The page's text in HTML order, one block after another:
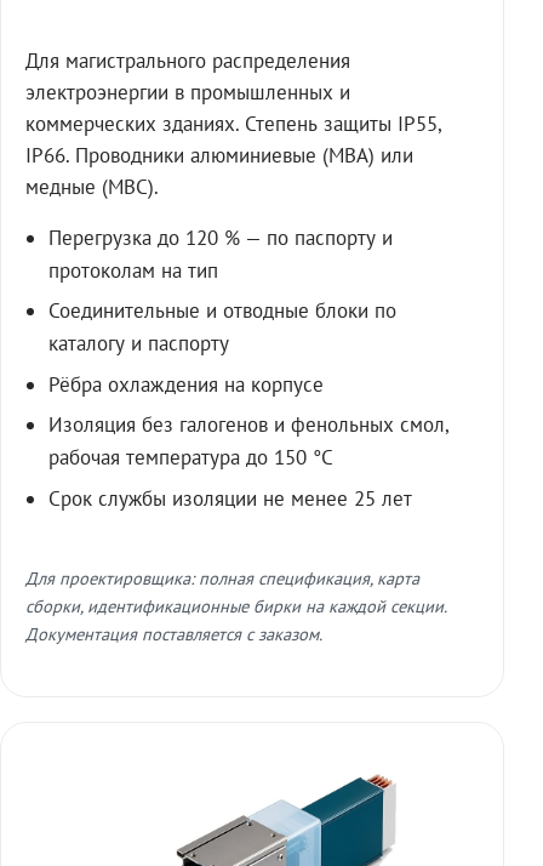
Для магистрального распределения
электроэнергии в промышленных и
коммерческих зданиях. Степень защиты IP55,
IP66. Проводники алюминиевые (МВА) или
медные (МВС).
Перегрузка до 120 % — по паспорту и
протоколам на тип
Соединительные и отводные блоки по
каталогу и паспорту
Рёбра охлаждения на корпусе
Изоляция без галогенов и фенольных смол,
рабочая температура до 150 °C
Срок службы изоляции не менее 25 лет
Для проектировщика: полная спецификация, карта
сборки, идентификационные бирки на каждой секции.
Документация поставляется с заказом.